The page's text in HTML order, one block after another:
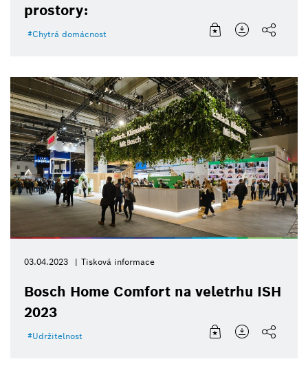
prostory:
Chytrá domácnost
03.04.2023 Tisková informace
Bosch Home Comfort na veletrhu ISH
2023
Udržitelnost